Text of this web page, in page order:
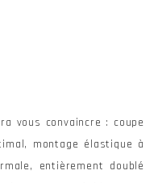
vous convaincre : coupe
montage élastique à
entièrement doublé